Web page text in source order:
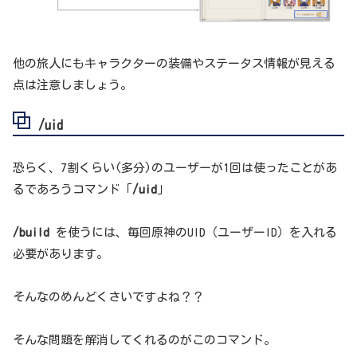
他の旅人にもキャラクターの装備やステータス情報が見える
点は注意しましょう。
/uid
恐らく、7割くらい(多分)のユーザーが1回は使ったことがあ
るであろうコマンド「 /uid 」
/build を使うには、毎回原神のUID（ユーザーID）を入れる
必要があります。
そんなのめんどくさいですよね？？
そんな問題を解消してくれるのがこのコマンド。